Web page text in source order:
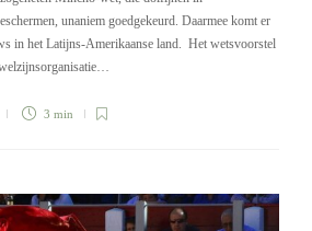
unaniem goedgekeurd. Daarmee komt er
in het Latijns-Amerikaanse land. Het wetsvoorstel
3 min